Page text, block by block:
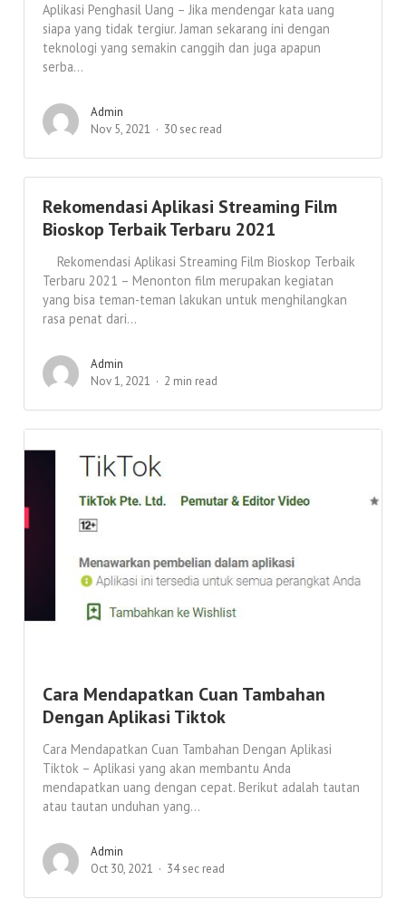
Aplikasi Penghasil Uang – Jika mendengar kata uang
siapa yang tidak tergiur. Jaman sekarang ini dengan
teknologi yang semakin canggih dan juga apapun
serba...
Admin
Nov 5, 2021
30 sec read
Rekomendasi Aplikasi Streaming Film
Bioskop Terbaik Terbaru 2021
Rekomendasi Aplikasi Streaming Film Bioskop Terbaik
Terbaru 2021 – Menonton film merupakan kegiatan
yang bisa teman-teman lakukan untuk menghilangkan
rasa penat dari...
Admin
Nov 1, 2021
2 min read
Cara Mendapatkan Cuan Tambahan
Dengan Aplikasi Tiktok
Cara Mendapatkan Cuan Tambahan Dengan Aplikasi
Tiktok – Aplikasi yang akan membantu Anda
mendapatkan uang dengan cepat. Berikut adalah tautan
atau tautan unduhan yang...
Admin
Oct 30, 2021
34 sec read